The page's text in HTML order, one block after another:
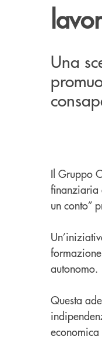
Una
Il Gruppo
finanziaria
un conto”
autonomo.
Questa